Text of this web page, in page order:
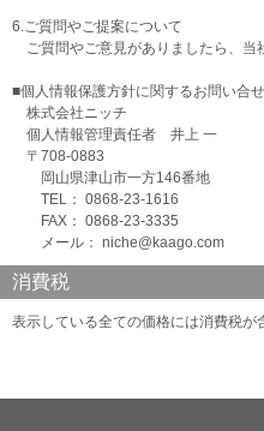
6.ご質問やご提案について
ご質問やご意見がありましたら、当
■個人情報保護方針に関するお問い合
株式会社ニッチ
個人情報管理責任者 井上 一
〒708-0883
岡山県津山市一方146番地
TEL： 0868-23-1616
FAX： 0868-23-3335
メール： niche@kaago.com
消費税
表示している全ての価格には消費税が